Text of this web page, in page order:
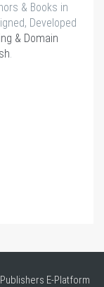
& Books in
Developed
& Domain
.
E-Platform